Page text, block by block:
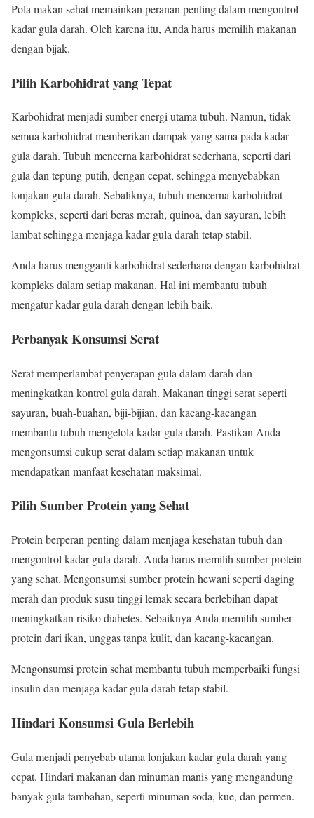
Pola makan sehat memainkan peranan penting dalam mengontrol
kadar gula darah. Oleh karena itu, Anda harus memilih makanan
dengan bijak.
Pilih Karbohidrat yang Tepat
Karbohidrat menjadi sumber energi utama tubuh. Namun, tidak
semua karbohidrat memberikan dampak yang sama pada kadar
gula darah. Tubuh mencerna karbohidrat sederhana, seperti dari
gula dan tepung putih, dengan cepat, sehingga menyebabkan
lonjakan gula darah. Sebaliknya, tubuh mencerna karbohidrat
kompleks, seperti dari beras merah, quinoa, dan sayuran, lebih
lambat sehingga menjaga kadar gula darah tetap stabil.
Anda harus mengganti karbohidrat sederhana dengan karbohidrat
kompleks dalam setiap makanan. Hal ini membantu tubuh
mengatur kadar gula darah dengan lebih baik.
Perbanyak Konsumsi Serat
Serat memperlambat penyerapan gula dalam darah dan
meningkatkan kontrol gula darah. Makanan tinggi serat seperti
sayuran, buah-buahan, biji-bijian, dan kacang-kacangan
membantu tubuh mengelola kadar gula darah. Pastikan Anda
mengonsumsi cukup serat dalam setiap makanan untuk
mendapatkan manfaat kesehatan maksimal.
Pilih Sumber Protein yang Sehat
Protein berperan penting dalam menjaga kesehatan tubuh dan
mengontrol kadar gula darah. Anda harus memilih sumber protein
yang sehat. Mengonsumsi sumber protein hewani seperti daging
merah dan produk susu tinggi lemak secara berlebihan dapat
meningkatkan risiko diabetes. Sebaiknya Anda memilih sumber
protein dari ikan, unggas tanpa kulit, dan kacang-kacangan.
Mengonsumsi protein sehat membantu tubuh memperbaiki fungsi
insulin dan menjaga kadar gula darah tetap stabil.
Hindari Konsumsi Gula Berlebih
Gula menjadi penyebab utama lonjakan kadar gula darah yang
cepat. Hindari makanan dan minuman manis yang mengandung
banyak gula tambahan, seperti minuman soda, kue, dan permen.